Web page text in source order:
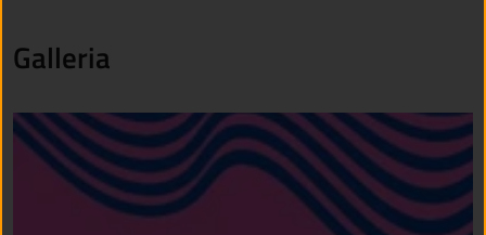
Galleria